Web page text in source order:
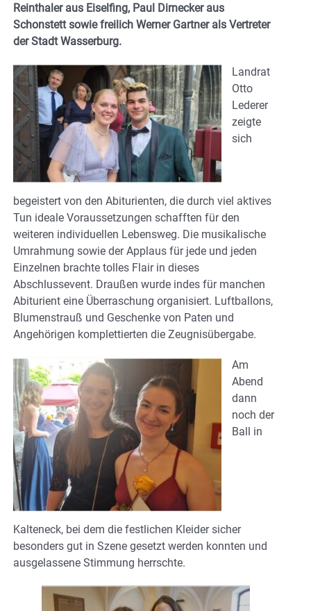
Reinthaler aus Eiselfing, Paul Dirnecker aus
Schonstett sowie freilich Werner Gartner als Vertreter
der Stadt Wasserburg.
Landrat
Otto
Lederer
zeigte
sich
begeistert von den Abiturienten, die durch viel aktives
Tun ideale Voraussetzungen schafften für den
weiteren individuellen Lebensweg. Die musikalische
Umrahmung sowie der Applaus für jede und jeden
Einzelnen brachte tolles Flair in dieses
Abschlussevent. Draußen wurde indes für manchen
Abiturient eine Überraschung organisiert. Luftballons,
Blumenstrauß und Geschenke von Paten und
Angehörigen komplettierten die Zeugnisübergabe.
Am
Abend
dann
noch der
Ball in
Kalteneck, bei dem die festlichen Kleider sicher
besonders gut in Szene gesetzt werden konnten und
ausgelassene Stimmung herrschte.